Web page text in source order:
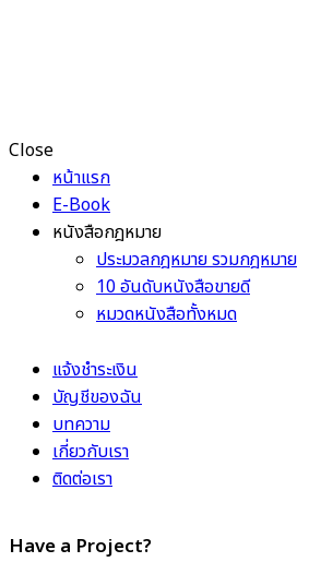
Close
หน้าแรก
E-Book
หนังสือกฎหมาย
ประมวลกฎหมาย รวมกฎหมาย
10 อันดับหนังสือขายดี
หมวดหนังสือทั้งหมด
แจ้งชำระเงิน
บัญชีของฉัน
บทความ
เกี่ยวกับเรา
ติดต่อเรา
Have a Project?